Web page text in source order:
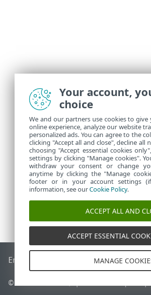
End of Life ESET-ova baza znanjaESET-
© 1992 - 2026 ESET, spol. s r.o. – Sva prava
Your account,
choice
We and our partners use cookies to
online experience, analyze our website
personalized ads. You can agree to the
clicking "Accept all and close", decline all
choosing "Accept essential cookies
settings by clicking "Manage cookies".
withdraw your consent or change
anytime by clicking the "Manage
footer or in your account settings
information, see ourCookie Policy.
ACCEPT ALL AND
ACCEPT ESSENTIAL
MANAGE